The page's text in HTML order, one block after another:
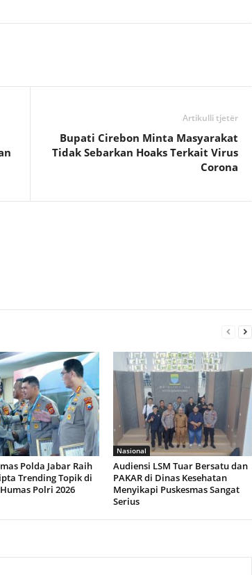
Artikulli tjetër
Bupati Cirebon Minta Masyarakat
Tidak Sebarkan Hoaks Terkait Virus
Corona
Polda Jabar Raih
Trending Topik di
Polri 2026
Nasional
Audiensi LSM Tuar Bersatu dan
PAKAR di Dinas Kesehatan
Menyikapi Puskesmas Sangat
Serius